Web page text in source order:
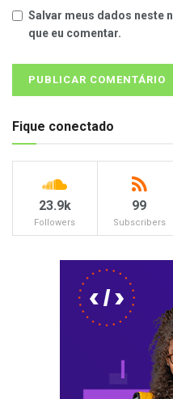
Salvar meus dados neste
que eu comentar.
Fique conectado
23.9k
Followers
99
Subscribers